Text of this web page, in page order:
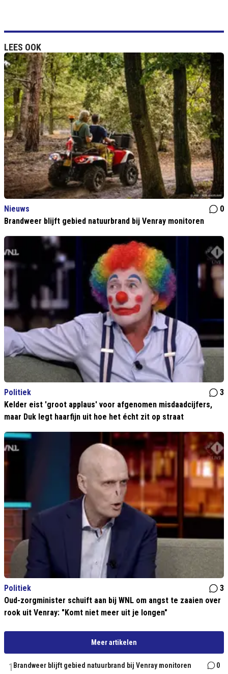
LEES OOK
Nieuws
0
Brandweer blijft gebied natuurbrand bij Venray monitoren
Politiek
3
Kelder eist 'groot applaus' voor afgenomen misdaadcijfers,
maar Duk legt haarfijn uit hoe het écht zit op straat
Politiek
3
Oud-zorgminister schuift aan bij WNL om angst te zaaien over
rook uit Venray: "Komt niet meer uit je longen"
Meer artikelen
1 Brandweer blijft gebied natuurbrand bij Venray monitoren 0